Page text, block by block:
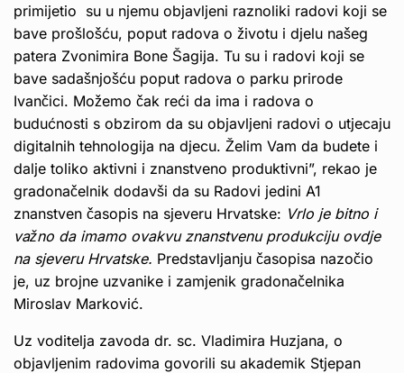
primijetio su u njemu objavljeni raznoliki radovi koji se
bave prošlošću, poput radova o životu i djelu našeg
patera Zvonimira Bone Šagija. Tu su i radovi koji se
bave sadašnjošću poput radova o parku prirode
Ivančici. Možemo čak reći da ima i radova o
budućnosti s obzirom da su objavljeni radovi o utjecaju
digitalnih tehnologija na djecu. Želim Vam da budete i
dalje toliko aktivni i znanstveno produktivni”, rekao je
gradonačelnik dodavši da su Radovi jedini A1
znanstven časopis na sjeveru Hrvatske: Vrlo je bitno i
važno da imamo ovakvu znanstvenu produkciju ovdje
na sjeveru Hrvatske. Predstavljanju časopisa nazočio
je, uz brojne uzvanike i zamjenik gradonačelnika
Miroslav Marković.
Uz voditelja zavoda dr. sc. Vladimira Huzjana, o
objavljenim radovima govorili su akademik Stjepan